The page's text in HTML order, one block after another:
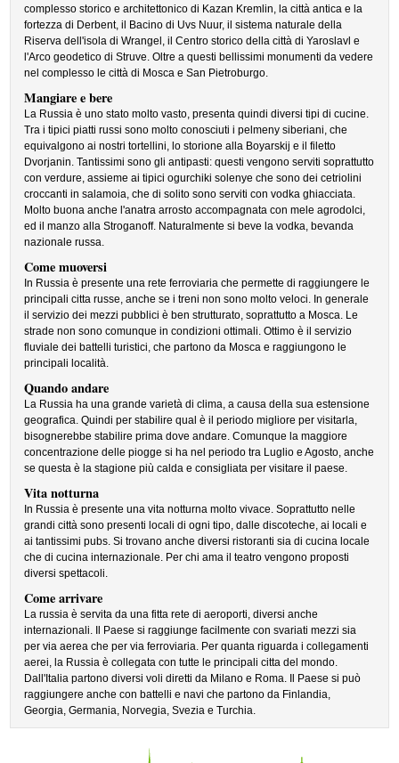
complesso storico e architettonico di Kazan Kremlin, la città antica e la
fortezza di Derbent, il Bacino di Uvs Nuur, il sistema naturale della
Riserva dell'isola di Wrangel, il Centro storico della città di Yaroslavl e
l'Arco geodetico di Struve. Oltre a questi bellissimi monumenti da vedere
nel complesso le città di Mosca e San Pietroburgo.
Mangiare e bere
La Russia è uno stato molto vasto, presenta quindi diversi tipi di cucine.
Tra i tipici piatti russi sono molto conosciuti i pelmeny siberiani, che
equivalgono ai nostri tortellini, lo storione alla Boyarskij e il filetto
Dvorjanin. Tantissimi sono gli antipasti: questi vengono serviti soprattutto
con verdure, assieme ai tipici ogurchiki solenye che sono dei cetriolini
croccanti in salamoia, che di solito sono serviti con vodka ghiacciata.
Molto buona anche l'anatra arrosto accompagnata con mele agrodolci,
ed il manzo alla Stroganoff. Naturalmente si beve la vodka, bevanda
nazionale russa.
Come muoversi
In Russia è presente una rete ferroviaria che permette di raggiungere le
principali citta russe, anche se i treni non sono molto veloci. In generale
il servizio dei mezzi pubblici è ben strutturato, soprattutto a Mosca. Le
strade non sono comunque in condizioni ottimali. Ottimo è il servizio
fluviale dei battelli turistici, che partono da Mosca e raggiungono le
principali località.
Quando andare
La Russia ha una grande varietà di clima, a causa della sua estensione
geografica. Quindi per stabilire qual è il periodo migliore per visitarla,
bisognerebbe stabilire prima dove andare. Comunque la maggiore
concentrazione delle piogge si ha nel periodo tra Luglio e Agosto, anche
se questa è la stagione più calda e consigliata per visitare il paese.
Vita notturna
In Russia è presente una vita notturna molto vivace. Soprattutto nelle
grandi città sono presenti locali di ogni tipo, dalle discoteche, ai locali e
ai tantissimi pubs. Si trovano anche diversi ristoranti sia di cucina locale
che di cucina internazionale. Per chi ama il teatro vengono proposti
diversi spettacoli.
Come arrivare
La russia è servita da una fitta rete di aeroporti, diversi anche
internazionali. Il Paese si raggiunge facilmente con svariati mezzi sia
per via aerea che per via ferroviaria. Per quanta riguarda i collegamenti
aerei, la Russia è collegata con tutte le principali citta del mondo.
Dall'Italia partono diversi voli diretti da Milano e Roma. Il Paese si può
raggiungere anche con battelli e navi che partono da Finlandia,
Georgia, Germania, Norvegia, Svezia e Turchia.